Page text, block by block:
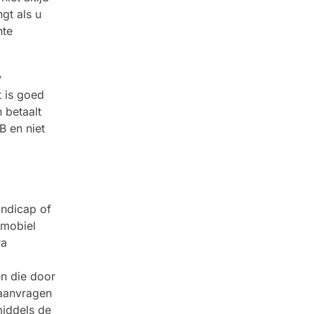
als u
is goed
betaalt
en niet
of
die door
de